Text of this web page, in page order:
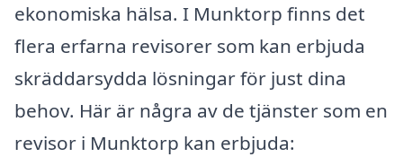
ekonomiska hälsa. I Munktorp finns det
flera erfarna revisorer som kan erbjuda
skräddarsydda lösningar för just dina
behov. Här är några av de tjänster som en
revisor i Munktorp kan erbjuda: